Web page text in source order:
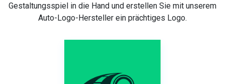
Gestaltungsspiel in die Hand und erstellen Sie mit unserem
Auto-Logo-Hersteller ein prächtiges Logo.